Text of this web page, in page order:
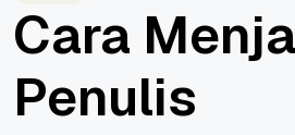
Cara
Penulis